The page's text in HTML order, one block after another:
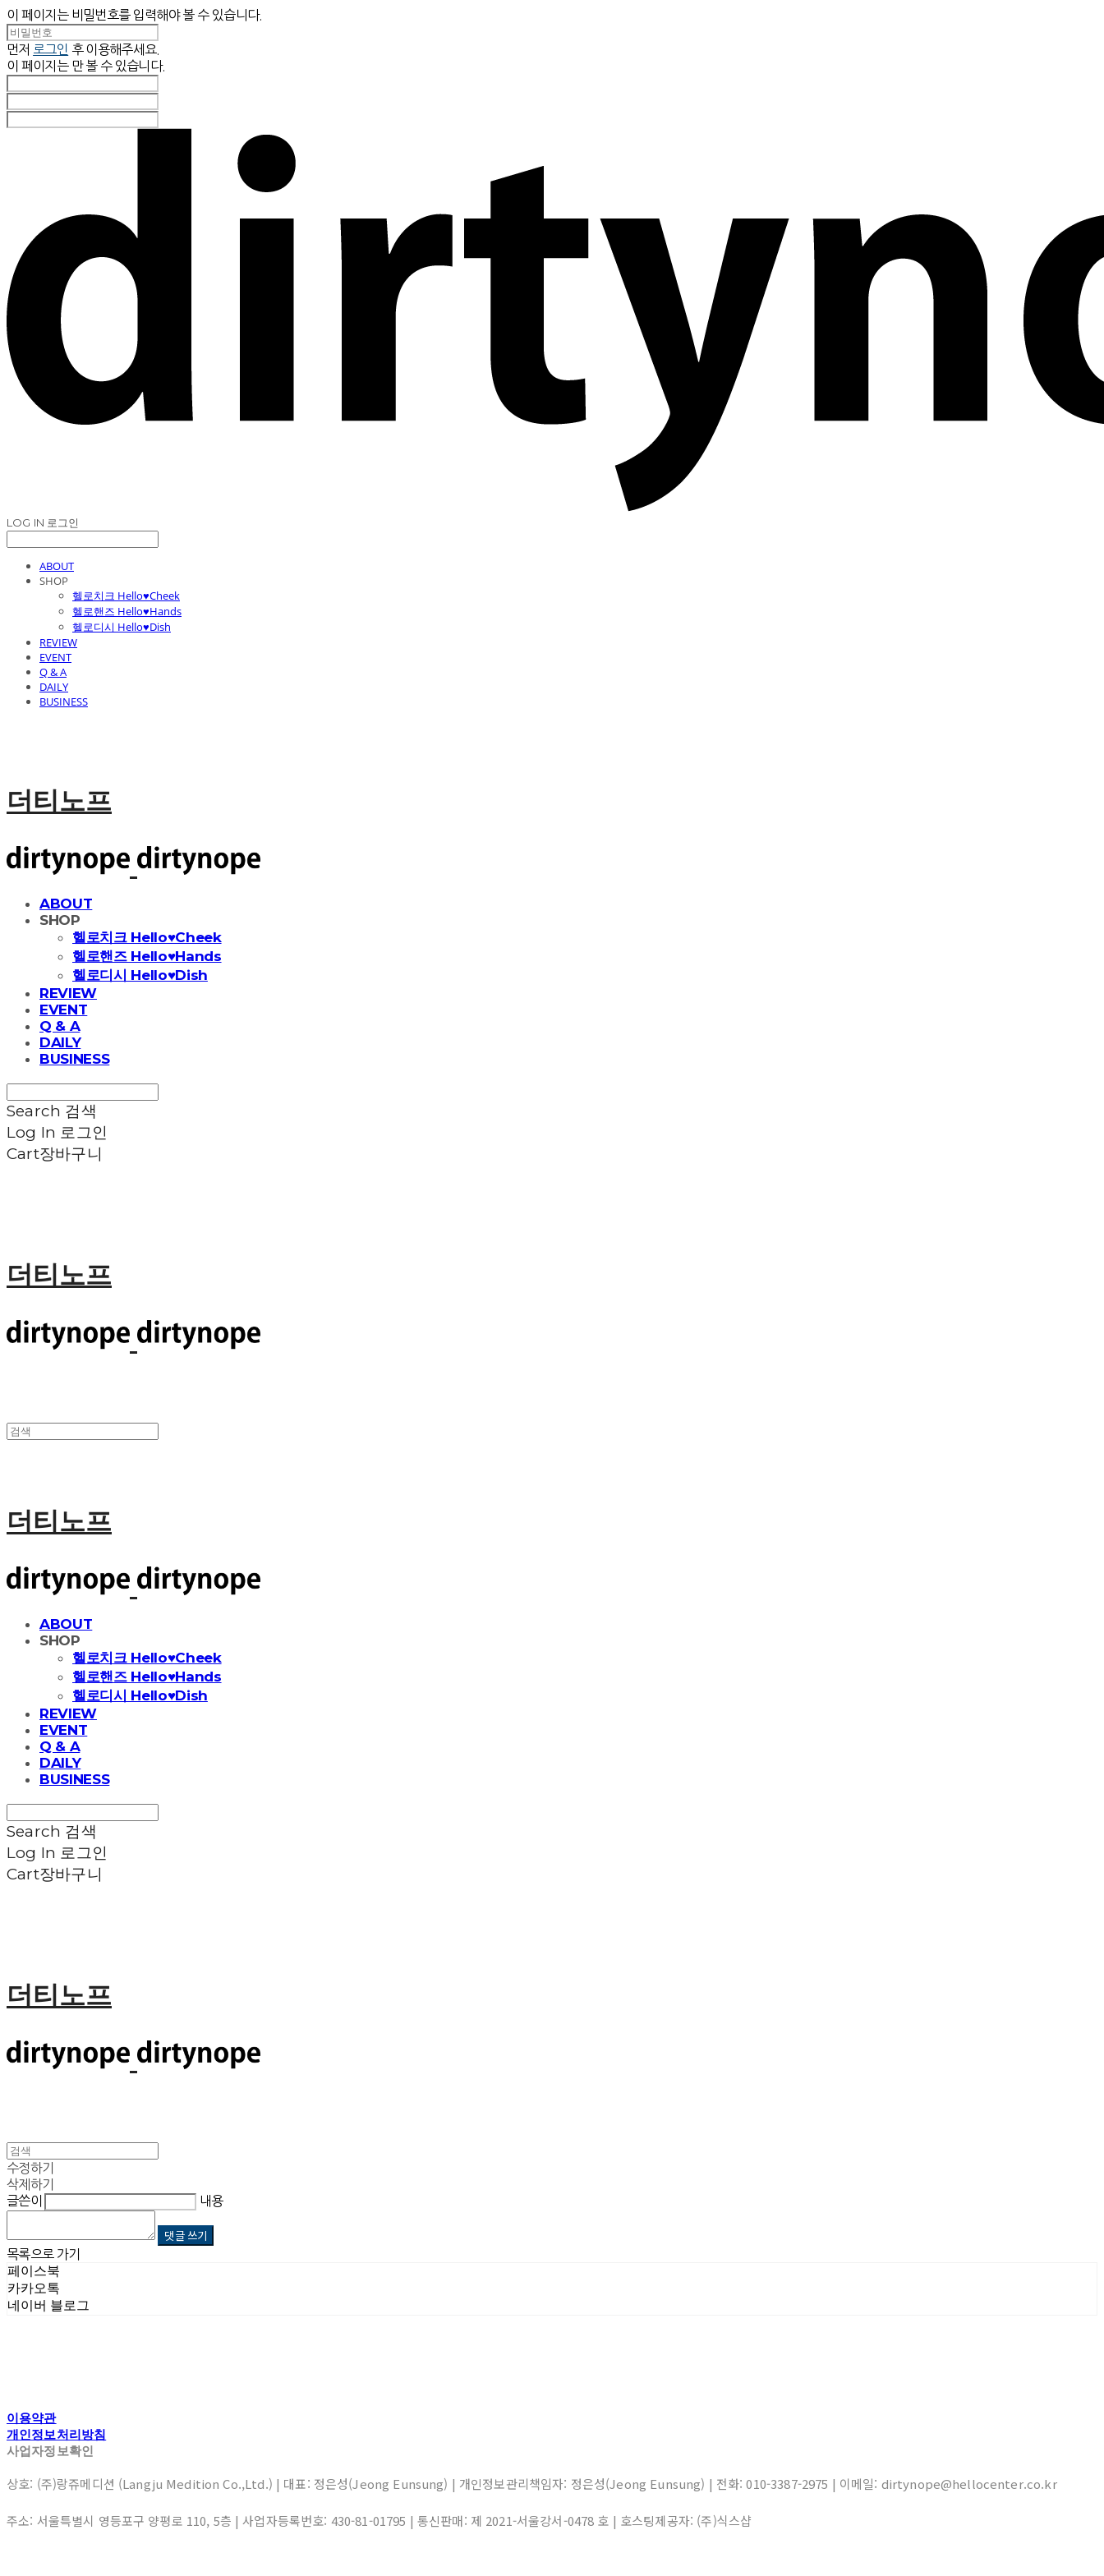
이 페이지는 비밀번호를 입력해야 볼 수 있습니다.
먼저 로그인 후 이용해주세요.
이 페이지는 만 볼 수 있습니다.
LOG IN 로그인
ABOUT
SHOP
헬로치크 Hello♥Cheek
헬로핸즈 Hello♥Hands
헬로디시 Hello♥Dish
REVIEW
EVENT
Q & A
DAILY
BUSINESS
더티노프
ABOUT
SHOP
헬로치크 Hello♥Cheek
헬로핸즈 Hello♥Hands
헬로디시 Hello♥Dish
REVIEW
EVENT
Q & A
DAILY
BUSINESS
Search 검색
Log In 로그인
Cart장바구니
더티노프
더티노프
ABOUT
SHOP
헬로치크 Hello♥Cheek
헬로핸즈 Hello♥Hands
헬로디시 Hello♥Dish
REVIEW
EVENT
Q & A
DAILY
BUSINESS
Search 검색
Log In 로그인
Cart장바구니
더티노프
수정하기
삭제하기
글쓴이
내용
댓글 쓰기
목록으로 가기
페이스북
카카오톡
네이버 블로그
이용약관
개인정보처리방침
사업자정보확인
상호: (주)랑쥬메디션 (Langju Medition Co.,Ltd.) | 대표: 정은성(Jeong Eunsung) | 개인정보관리책임자: 정은성(Jeong Eunsung) | 전화: 010-3387-2975 | 이메일: dirtynope@hellocenter.co.kr
주소: 서울특별시 영등포구 양평로 110, 5층 | 사업자등록번호: 430-81-01795 | 통신판매: 제 2021-서울강서-0478 호 | 호스팅제공자: (주)식스샵